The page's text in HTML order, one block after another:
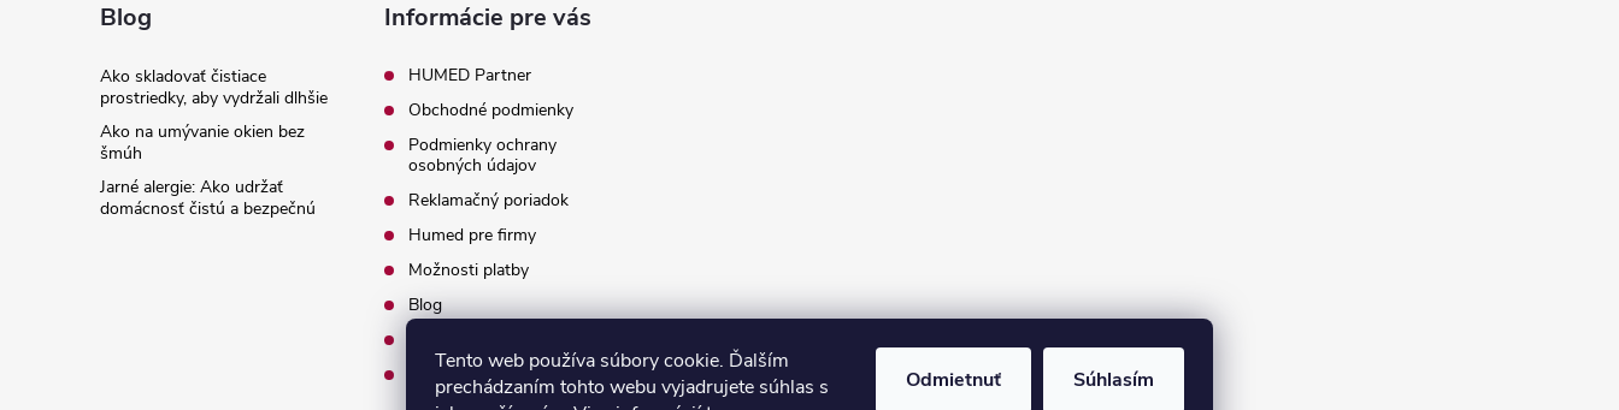
Tento web používa súbory cookie. Ďalším
prechádzaním tohto webu vyjadrujete súhlas s
Odmietnuť Súhlasím
Blog
Ako skladovať čistiace
prostriedky, aby vydržali dlhšie
Ako na umývanie okien bez
šmúh
Jarné alergie: Ako udržať
domácnosť čistú a bezpečnú
Informácie pre vás
HUMED Partner
Obchodné podmienky
Podmienky ochrany
osobných údajov
Reklamačný poriadok
Humed pre firmy
Možnosti platby
Blog
Kontakty